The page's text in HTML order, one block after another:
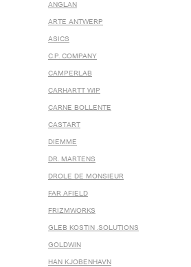
ANGLAN
ARTE ANTWERP
ASICS
C.P. COMPANY
CAMPERLAB
CARHARTT WIP
CARNE BOLLENTE
CASTART
DIEMME
DR. MARTENS
DROLE DE MONSIEUR
FAR AFIELD
FRIZMWORKS
GLEB KOSTIN .SOLUTIONS
GOLDWIN
HAN KJOBENHAVN